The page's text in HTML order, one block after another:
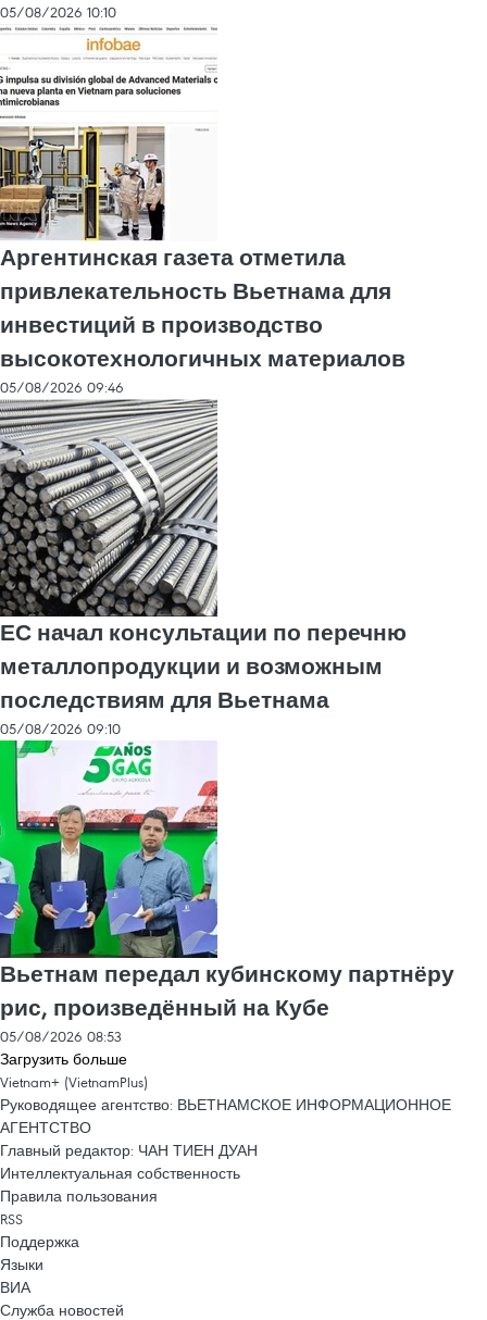
05/08/2026 10:10
Аргентинская газета отметила
привлекательность Вьетнама для
инвестиций в производство
высокотехнологичных материалов
05/08/2026 09:46
ЕС начал консультации по перечню
металлопродукции и возможным
последствиям для Вьетнама
05/08/2026 09:10
Вьетнам передал кубинскому партнёру
рис, произведённый на Кубе
05/08/2026 08:53
Загрузить больше
Vietnam+ (VietnamPlus)
Руководящее агентство: ВЬЕТНАМСКОЕ ИНФОРМАЦИОННОЕ
АГЕНТСТВО
Главный редактор: ЧАН ТИЕН ДУАН
Интеллектуальная собственность
Правила пользования
RSS
Поддержка
Языки
ВИА
Служба новостей